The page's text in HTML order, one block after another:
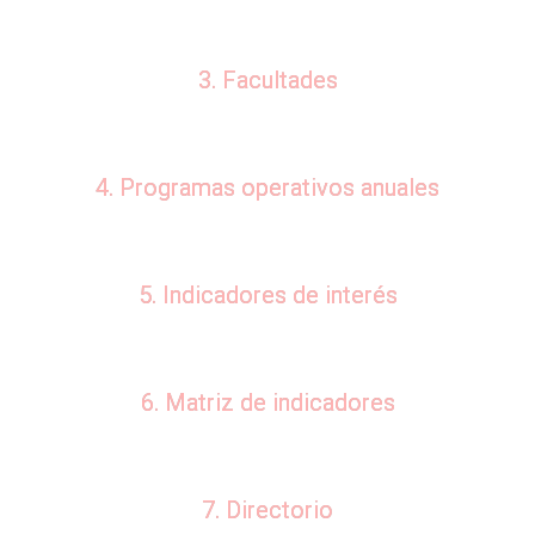
3. Facultades
4. Programas operativos anuales
5. Indicadores de interés
6. Matriz de indicadores
7. Directorio